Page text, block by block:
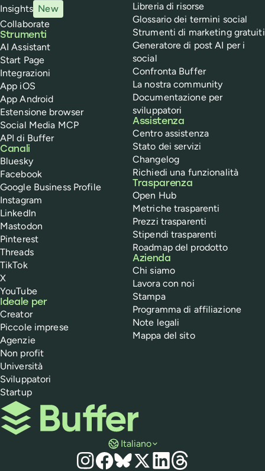
Insights New
Collaborate
Strumenti
AI Assistant
Start Page
Integrazioni
App iOS
App Android
Estensione browser
Social Media MCP
API di Buffer
Canali
Bluesky
Facebook
Google Business Profile
Instagram
LinkedIn
Mastodon
Pinterest
Threads
TikTok
X
YouTube
Ideale per
Creator
Piccole imprese
Agenzie
Non profit
Università
Sviluppatori
Startup
Libreria di risorse
Glossario dei termini social
Strumenti di marketing gratuiti
Generatore di post AI per i
social
Confronta Buffer
La nostra community
Documentazione per
sviluppatori
Assistenza
Centro assistenza
Stato dei servizi
Changelog
Richiedi una funzionalità
Trasparenza
Open Hub
Metriche trasparenti
Prezzi trasparenti
Stipendi trasparenti
Roadmap del prodotto
Azienda
Chi siamo
Lavora con noi
Stampa
Programma di affiliazione
Note legali
Mappa del sito
Buffer
Italiano
Social media
Instagram
Facebook
Bluesky
X LinkedIn
Threads